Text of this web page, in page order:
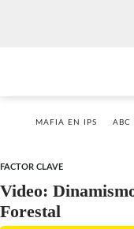
MAFIA EN IPS ABC
FACTOR CLAVE
Video:
Forestal